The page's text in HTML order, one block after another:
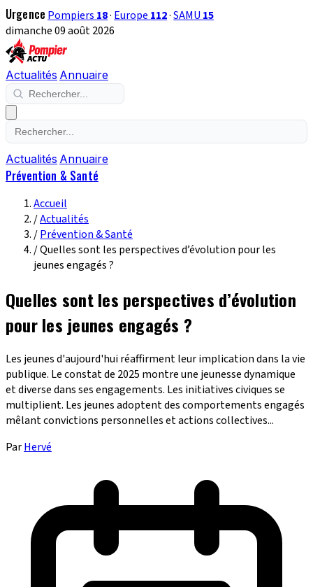
Urgence Pompiers 18· Europe 112·SAMU 15
dimanche 09 août 2026
Actualités Annuaire
Actualités Annuaire
Prévention & Santé
Accueil
/Actualités
/Prévention & Santé
/Quelles sont les perspectives d’évolution pour les
jeunes engagés ?
Quelles sont les perspectives d’évolution
pour les jeunes engagés ?
Les jeunes d'aujourd'hui réaffirment leur implication dans la vie
publique. Le constat de 2025 montre une jeunesse dynamique
et diverse dans ses engagements. Les initiatives civiques se
multiplient. Les jeunes adoptent des comportements engagés
mêlant convictions personnelles et actions collectives...
ParHervé